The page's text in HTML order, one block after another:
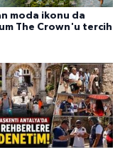
moda ikonu da
The Crown'u tercih